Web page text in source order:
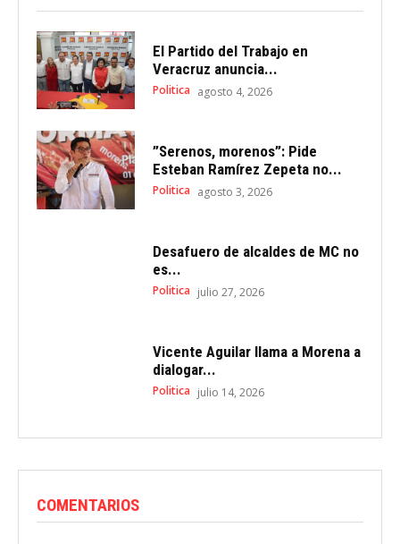
El Partido del Trabajo en
Veracruz anuncia...
Politica agosto 4, 2026
”Serenos, morenos”: Pide
Esteban Ramírez Zepeta no...
Politica agosto 3, 2026
Desafuero de alcaldes de MC no
es...
Politica julio 27, 2026
Vicente Aguilar llama a Morena a
dialogar...
Politica julio 14, 2026
COMENTARIOS